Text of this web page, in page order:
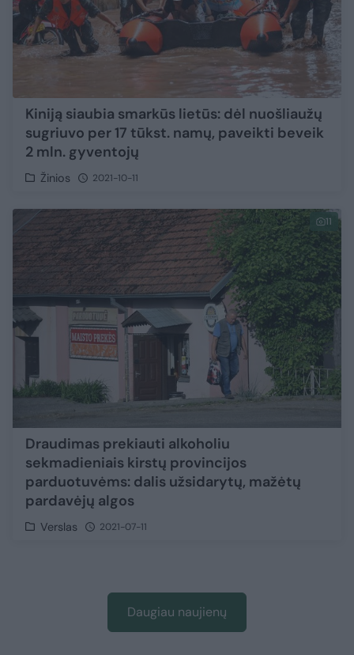
Kiniją siaubia smarkūs lietūs: dėl nuošliaužų
sugriuvo per 17 tūkst. namų, paveikti beveik
2 mln. gyventojų
Žinios 2021-10-11
11
Draudimas prekiauti alkoholiu
sekmadieniais kirstų provincijos
parduotuvėms: dalis užsidarytų, mažėtų
pardavėjų algos
Verslas 2021-07-11
Daugiau naujienų